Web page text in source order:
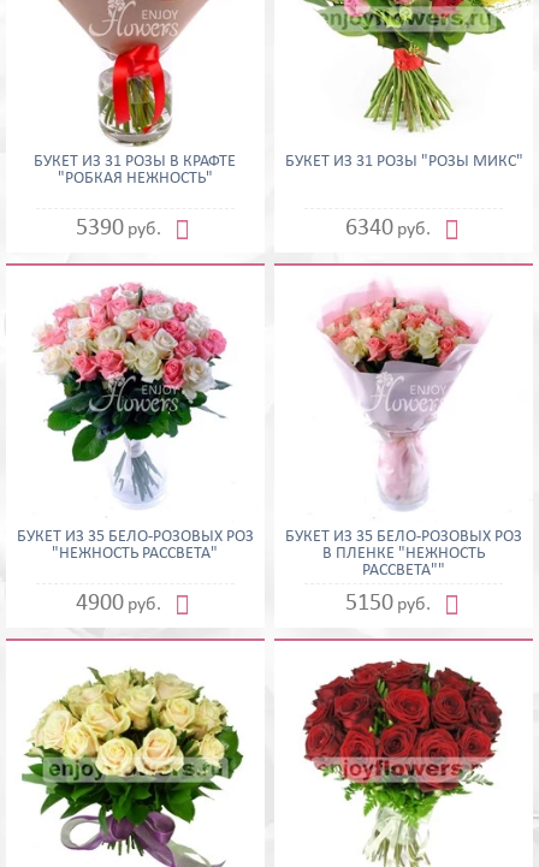
БУКЕТ ИЗ 31 РОЗЫ В КРАФТЕ
"РОБКАЯ НЕЖНОСТЬ"
5390 руб. 
БУКЕТ ИЗ 31 РОЗЫ "РОЗЫ МИКС"
6340 руб. 
БУКЕТ ИЗ 35 БЕЛО-РОЗОВЫХ РОЗ
"НЕЖНОСТЬ РАССВЕТА"
4900 руб. 
БУКЕТ ИЗ 35 БЕЛО-РОЗОВЫХ РОЗ
В ПЛЕНКЕ "НЕЖНОСТЬ
РАССВЕТА""
5150 руб. 